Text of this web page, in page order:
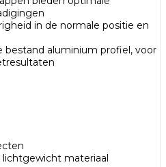
in de normale positie en
bestand aluminium profiel, voor
materiaal